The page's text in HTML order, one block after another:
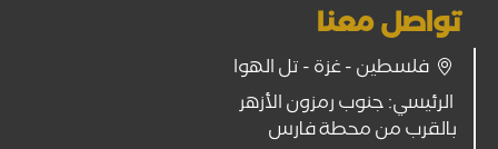
تواصل معنا
فلسطين - غزة - تل الهوا
الرئيسي: جنوب رمزون الأزهر
بالقرب من محطة فارس